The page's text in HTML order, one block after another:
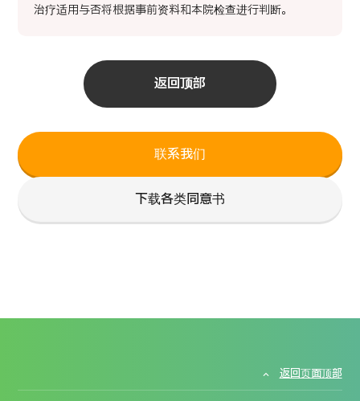
联系我们
下载各类同意书
治疗适用与否将根据事前资料和本院检查进行判断。
返回顶部
返回页面顶部